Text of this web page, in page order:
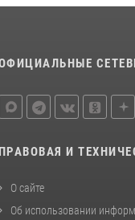
ПРАВОВАЯ И
О сайте
Об использовании